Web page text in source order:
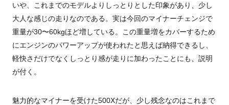
いや、これまでのモデルよりしっとりとした印象があり、少し
大人な感じの走りなのである。実は今回のマイナーチェンジで
重量が30〜60kgほど増している。この重量増をカバーするため
にエンジンのパワーアップが使われたと思えば納得できるし、
軽快さだけでなくしっとり感が走りに加わったことにも、説明
が付く。
魅力的なマイナーを受けた500Xだが、少し残念なのはこれまで